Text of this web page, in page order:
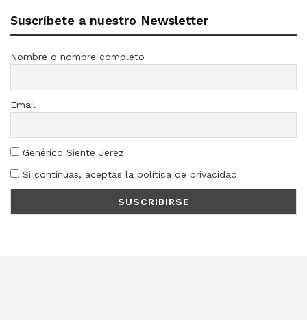
Suscríbete a nuestro Newsletter
Nombre o nombre completo
Email
Genérico Siente Jerez
Si continúas, aceptas la política de privacidad